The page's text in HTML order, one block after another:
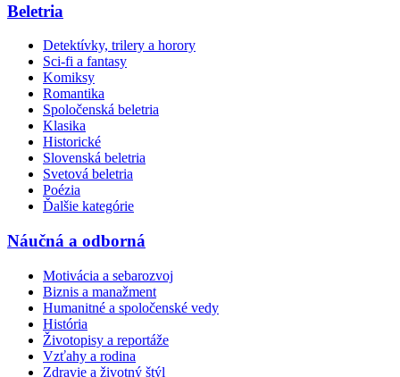
Beletria
Detektívky, trilery a horory
Sci-fi a fantasy
Komiksy
Romantika
Spoločenská beletria
Klasika
Historické
Slovenská beletria
Svetová beletria
Poézia
Ďalšie kategórie
Náučná a odborná
Motivácia a sebarozvoj
Biznis a manažment
Humanitné a spoločenské vedy
História
Životopisy a reportáže
Vzťahy a rodina
Zdravie a životný štýl